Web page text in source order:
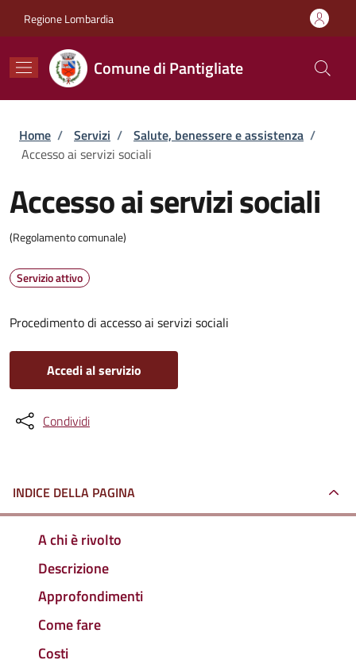
Regione Lombardia
Comune di Pantigliate
Briciole di pane
Home / Servizi / Salute, benessere e assistenza /
Accesso ai servizi sociali
Accesso ai servizi sociali
(Regolamento comunale)
Servizio attivo
Procedimento di accesso ai servizi sociali
Accedi al servizio
Condividi
INDICE DELLA PAGINA
A chi è rivolto
Descrizione
Approfondimenti
Come fare
Costi